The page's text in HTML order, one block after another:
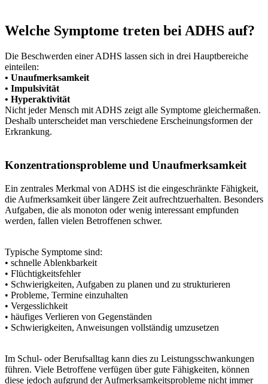
Welche Symptome treten bei ADHS auf?
Die Beschwerden einer ADHS lassen sich in drei Hauptbereiche
einteilen:
• Unaufmerksamkeit
• Impulsivität
• Hyperaktivität
Nicht jeder Mensch mit ADHS zeigt alle Symptome gleichermaßen.
Deshalb unterscheidet man verschiedene Erscheinungsformen der
Erkrankung.
Konzentrationsprobleme und Unaufmerksamkeit
Ein zentrales Merkmal von ADHS ist die eingeschränkte Fähigkeit,
die Aufmerksamkeit über längere Zeit aufrechtzuerhalten. Besonders
Aufgaben, die als monoton oder wenig interessant empfunden
werden, fallen vielen Betroffenen schwer.
Typische Symptome sind:
• schnelle Ablenkbarkeit
• Flüchtigkeitsfehler
• Schwierigkeiten, Aufgaben zu planen und zu strukturieren
• Probleme, Termine einzuhalten
• Vergesslichkeit
• häufiges Verlieren von Gegenständen
• Schwierigkeiten, Anweisungen vollständig umzusetzen
Im Schul- oder Berufsalltag kann dies zu Leistungsschwankungen
führen. Viele Betroffene verfügen über gute Fähigkeiten, können
diese jedoch aufgrund der Aufmerksamkeitsprobleme nicht immer